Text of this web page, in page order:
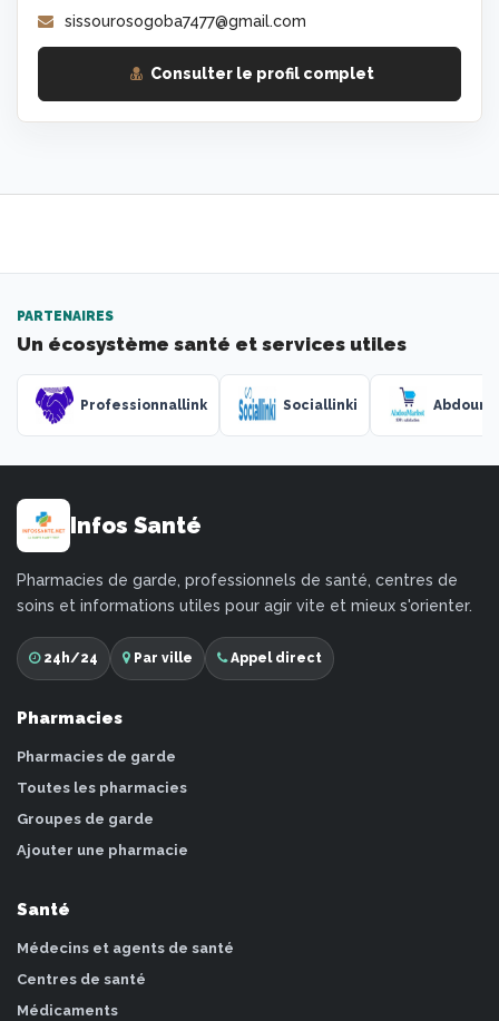
sissourosogoba7477@gmail.com
Consulter le profil complet
PARTENAIRES
Un écosystème santé et services utiles
Professionnallink Sociallinki
Infos Santé
Pharmacies de garde, professionnels de santé, centres de
soins et informations utiles pour agir vite et mieux s'orienter.
24h/24 Par ville Appel direct
Pharmacies
Pharmacies de garde
Toutes les pharmacies
Groupes de garde
Ajouter une pharmacie
Santé
Médecins et agents de santé
Centres de santé
Médicaments